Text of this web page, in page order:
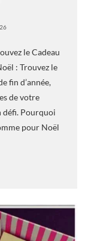
le Cadeau
: Trouvez le
fin d’année,
de votre
défi. Pourquoi
pour Noël